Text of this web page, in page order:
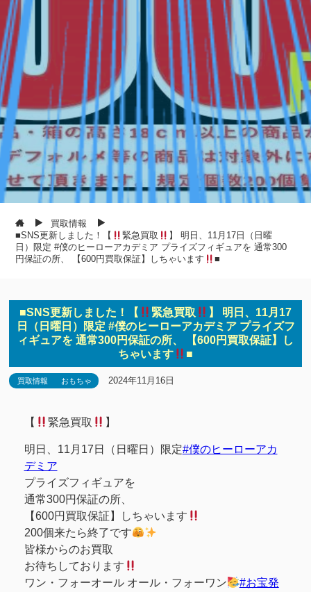
買取情報
■SNS更新しました！【
緊急買取
】 明日、11月17日（日曜
日）限定 #僕のヒーローアカデミア プライズフィギュアを 通常300
円保証の所、 【600円買取保証】しちゃいます
■
■SNS更新しました！【 緊急買取
】 明日、11月17
日（日曜日）限定 #僕のヒーローアカデミア プライズフ
ィギュアを 通常300円保証の所、 【600円買取保証】し
ちゃいます
■
買取情報 おもちゃ 2024年11月16日
【 緊急買取 】
明日、11月17日（日曜日）限定#僕のヒーローアカ
デミア
プライズフィギュアを
通常300円保証の所、
【600円買取保証】しちゃいます
200個来たら終了です
皆様からのお買取
お待ちしております
ワン・フォーオール オール・フォーワン
#お宝発